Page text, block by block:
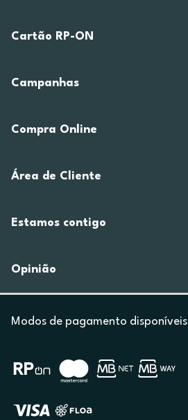
Cartão RP-ON
Campanhas
Compra Online
Área de Cliente
Estamos contigo
Opinião
Modos de pagamento disponíveis